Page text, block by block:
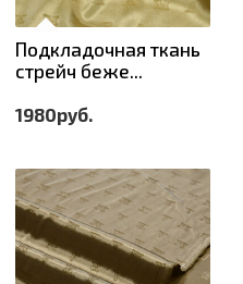
Подкладочная ткань
стрейч беже...
1980руб.